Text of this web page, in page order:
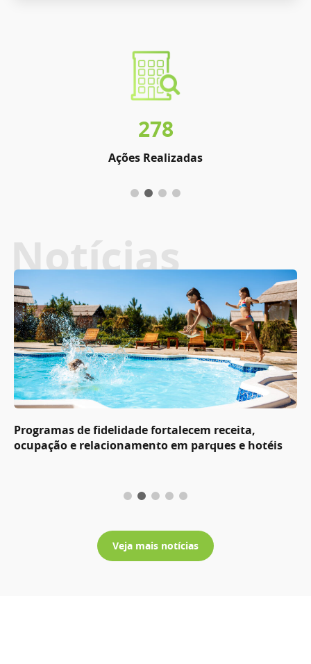
278
Ações Realizadas
Notícias
Programas de fidelidade fortalecem receita,
ocupação e relacionamento em parques e hotéis
Veja mais notícias